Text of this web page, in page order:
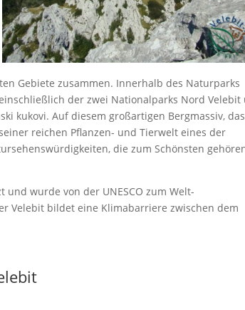
Gebiete zusammen. Innerhalb des Naturparks
der zwei Nationalparks Nord Velebit
kukovi. Auf diesem großartigen Bergmassiv, das
reichen Pflanzen- und Tierwelt eines der
die zum Schönsten
und wurde von der UNESCO zum Welt-
Velebit bildet eine Klimabarriere zwischen dem